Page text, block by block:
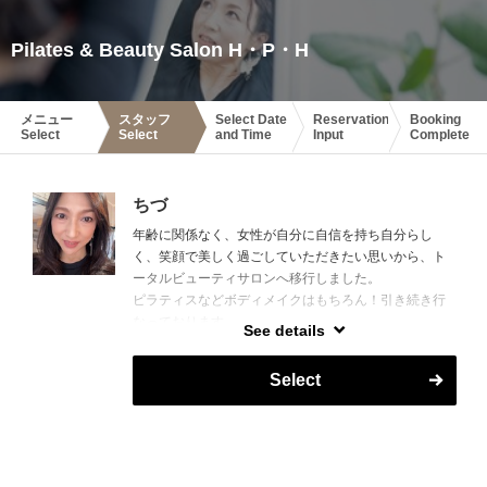
Pilates & Beauty Salon H・P・H
メニュー
Select
スタッフ
Select
Select Date
and Time
Reservation
Input
Booking
Complete
ちづ
年齢に関係なく、女性が自分に自信を持ち自分らし
く、笑顔で美しく過ごしていただきたい思いから、ト
ータルビューティサロンへ移行しました。
ピラティスなどボディメイクはもちろん！引き続き行
お会いできるのを楽しみにしております。
See details
Select